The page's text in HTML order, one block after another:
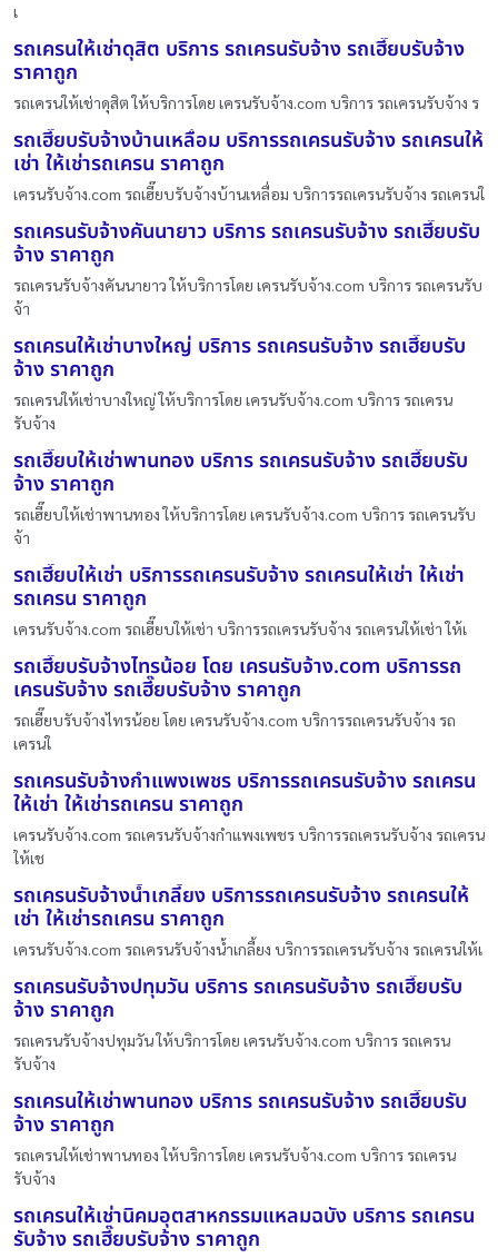
เ
รถเครนให้เช่าดุสิต บริการ รถเครนรับจ้าง รถเฮี๊ยบรับจ้าง
ราคาถูก
รถเครนให้เช่าดุสิต ให้บริการโดย เครนรับจ้าง.com บริการ รถเครนรับจ้าง ร
รถเฮี๊ยบรับจ้างบ้านเหลื่อม บริการรถเครนรับจ้าง รถเครนให้
เช่า ให้เช่ารถเครน ราคาถูก
เครนรับจ้าง.com รถเฮี๊ยบรับจ้างบ้านเหลื่อม บริการรถเครนรับจ้าง รถเครนใ
รถเครนรับจ้างคันนายาว บริการ รถเครนรับจ้าง รถเฮี๊ยบรับ
จ้าง ราคาถูก
รถเครนรับจ้างคันนายาว ให้บริการโดย เครนรับจ้าง.com บริการ รถเครนรับ
จ้า
รถเครนให้เช่าบางใหญ่ บริการ รถเครนรับจ้าง รถเฮี๊ยบรับ
จ้าง ราคาถูก
รถเครนให้เช่าบางใหญ่ ให้บริการโดย เครนรับจ้าง.com บริการ รถเครน
รับจ้าง
รถเฮี๊ยบให้เช่าพานทอง บริการ รถเครนรับจ้าง รถเฮี๊ยบรับ
จ้าง ราคาถูก
รถเฮี๊ยบให้เช่าพานทอง ให้บริการโดย เครนรับจ้าง.com บริการ รถเครนรับ
จ้า
รถเฮี๊ยบให้เช่า บริการรถเครนรับจ้าง รถเครนให้เช่า ให้เช่า
รถเครน ราคาถูก
เครนรับจ้าง.com รถเฮี๊ยบให้เช่า บริการรถเครนรับจ้าง รถเครนให้เช่า ให้เ
รถเฮี๊ยบรับจ้างไทรน้อย โดย เครนรับจ้าง.com บริการรถ
เครนรับจ้าง รถเฮี๊ยบรับจ้าง ราคาถูก
รถเฮี๊ยบรับจ้างไทรน้อย โดย เครนรับจ้าง.com บริการรถเครนรับจ้าง รถ
เครนใ
รถเครนรับจ้างกำแพงเพชร บริการรถเครนรับจ้าง รถเครน
ให้เช่า ให้เช่ารถเครน ราคาถูก
เครนรับจ้าง.com รถเครนรับจ้างกำแพงเพชร บริการรถเครนรับจ้าง รถเครน
ให้เช
รถเครนรับจ้างน้ำเกลี้ยง บริการรถเครนรับจ้าง รถเครนให้
เช่า ให้เช่ารถเครน ราคาถูก
เครนรับจ้าง.com รถเครนรับจ้างน้ำเกลี้ยง บริการรถเครนรับจ้าง รถเครนให้เ
รถเครนรับจ้างปทุมวัน บริการ รถเครนรับจ้าง รถเฮี๊ยบรับ
จ้าง ราคาถูก
รถเครนรับจ้างปทุมวัน ให้บริการโดย เครนรับจ้าง.com บริการ รถเครน
รับจ้าง
รถเครนให้เช่าพานทอง บริการ รถเครนรับจ้าง รถเฮี๊ยบรับ
จ้าง ราคาถูก
รถเครนให้เช่าพานทอง ให้บริการโดย เครนรับจ้าง.com บริการ รถเครน
รับจ้าง
รถเครนให้เช่านิคมอุตสาหกรรมแหลมฉบัง บริการ รถเครน
รับจ้าง รถเฮี๊ยบรับจ้าง ราคาถูก